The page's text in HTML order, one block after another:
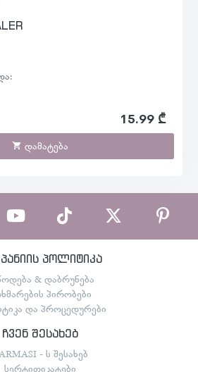
15.99 ₾
დამატება
პოლიტიკა
& დაბრუნება
პირობები
და პროცედურები
ჩვენ შესახებ
- ს შესახებ
სერტიფიკატები